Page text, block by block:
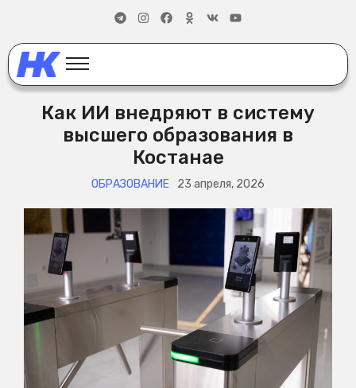
Как ИИ внедряют в систему
высшего образования в
Костанае
ОБРАЗОВАНИЕ 23 апреля, 2026